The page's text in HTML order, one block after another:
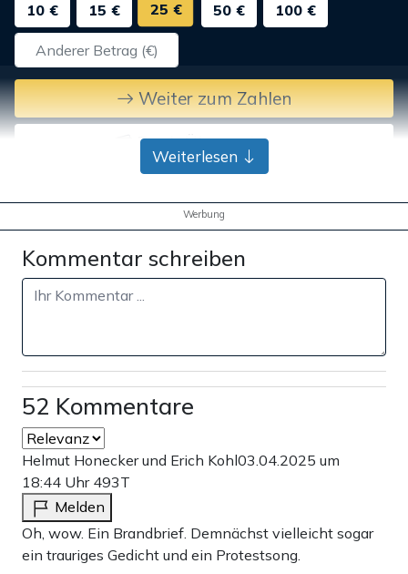
10 € 15 € 25 € 50 € 100 €
Weiter zum Zahlen
Bank-Überweisung
Weiterlesen
Werbung
Kommentar schreiben
52 Kommentare
Helmut Honecker und Erich Kohl03.04.2025 um
18:44 Uhr 493T
Melden
Oh, wow. Ein Brandbrief. Demnächst vielleicht sogar
ein trauriges Gedicht und ein Protestsong.